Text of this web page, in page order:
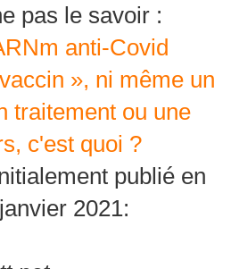
pas le savoir :
anti-Covid
», ni même un
traitement ou une
c'est quoi ?
publié en
2021: